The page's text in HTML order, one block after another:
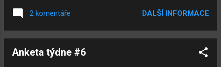
který půjde do soutěže. Pokud tedy bude ten
daný člověk souhlasit z účastí. Kiko9 - Jádro
___________________________________
2 komentáře DALŠÍ INFORMACE
Anketa týdne #6